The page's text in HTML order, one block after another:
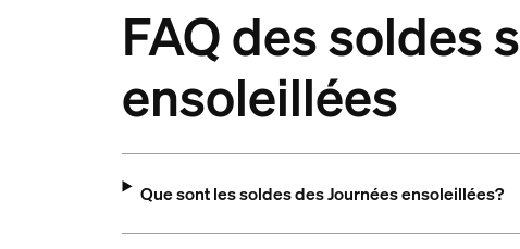
FAQ des soldes
ensoleillées
Que sont les soldes des Journées ensoleillées?